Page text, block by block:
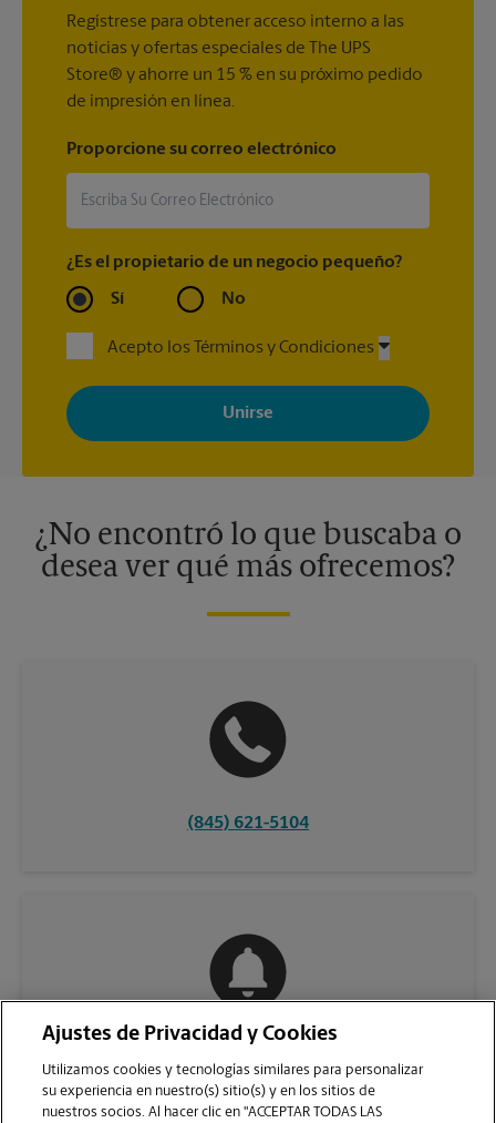
Lunes
5:30 PM
Martes
5:30 PM
Regístrese para obtener acceso interno a las
noticias y ofertas especiales de The UPS
Store® y ahorre un 15 % en su próximo pedido
de impresión en línea.
Proporcione su correo electrónico
¿Es el propietario de un negocio pequeño?
Sí No
Acepto los Términos y Condiciones
Al registrarse, acepta recibir correos electrónicos de The UPS
Store con noticias, ofertas especiales, promociones y mensajes
adaptados a sus intereses. Puede darse de baja en cualquier
momento. Para más información, consulte nuestra política de
¿No encontró lo que buscaba o
desea ver qué más ofrecemos?
(845) 621-5104
Ajustes de Privacidad y Cookies
Utilizamos cookies y tecnologías similares para personalizar
su experiencia en nuestro(s) sitio(s) y en los sitios de
nuestros socios. Al hacer clic en "ACCEPTAR TODAS LAS